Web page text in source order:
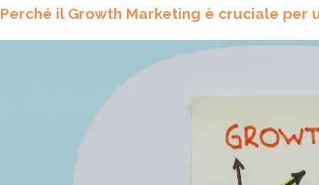
Perché il Growth Marketing è cruciale per